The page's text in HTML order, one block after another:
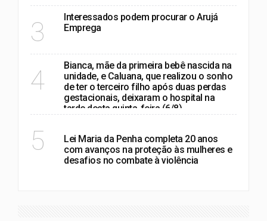
3
Interessados podem procurar o Arujá
Emprega
4
Bianca, mãe da primeira bebê nascida na
unidade, e Caluana, que realizou o sonho
de ter o terceiro filho após duas perdas
gestacionais, deixaram o hospital na
tarde desta quinta-feira (6/8)
5
Lei Maria da Penha completa 20 anos
com avanços na proteção às mulheres e
desafios no combate à violência